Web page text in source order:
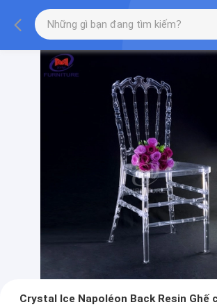
Crystal Ice Napoléon Back Resin Ghế